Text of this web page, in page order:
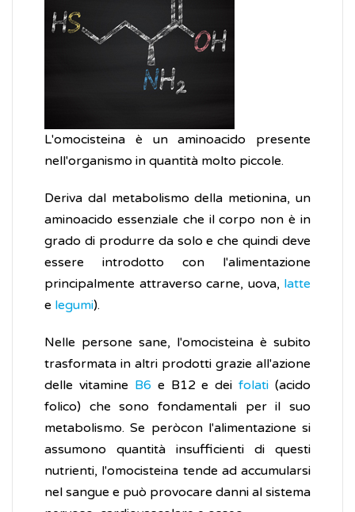
L'omocisteina è un aminoacido presente
nell'organismo in quantità molto piccole.
Deriva dal metabolismo della metionina, un
aminoacido essenziale che il corpo non è in
grado di produrre da solo e che quindi deve
essere introdotto con l'alimentazione
principalmente attraverso carne, uova, latte
e legumi).
Nelle persone sane, l'omocisteina è subito
trasformata in altri prodotti grazie all'azione
delle vitamine B6 e B12 e deifolati (acido
folico) che sono fondamentali per il suo
metabolismo. Se peròcon l'alimentazione si
assumono quantità insufficienti di questi
nutrienti, l'omocisteina tende ad accumularsi
nel sangue e può provocare danni al sistema